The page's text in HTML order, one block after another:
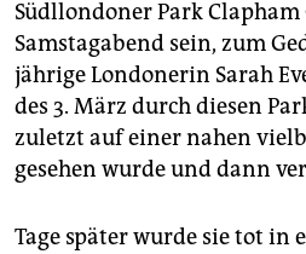
epaper login
Südllondoner Park
Samstagabend sein, zum
jährige Londonerin Sarah
des 3. März durch diesen
zuletzt auf einer nahen
gesehen wurde und dann
Tage später wurde sie tot in